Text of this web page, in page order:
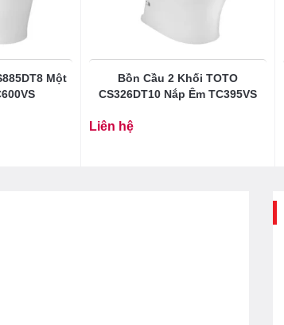
Một
Bồn Cầu 2 Khối TOTO
CS326DT10 Nắp Êm TC395VS
Liên hệ